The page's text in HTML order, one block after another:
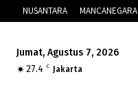
NUSANTARA MANCANEGARA
Jumat, Agustus 7, 2026
27.4
C Jakarta